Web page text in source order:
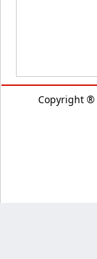
Copyright ®